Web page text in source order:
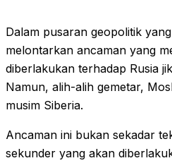
Dalam pusaran geopolitik
melontarkan ancaman yang
diberlakukan terhadap Rusia
Namun, alih-alih gemetar,
musim Siberia.
Ancaman ini bukan sekadar
sekunder yang akan